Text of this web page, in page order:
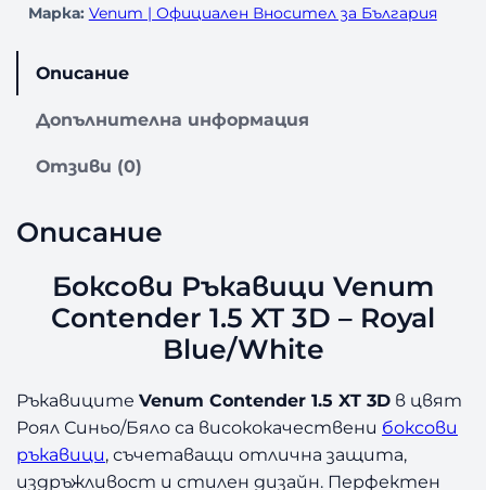
Марка: Venum | Официален Вносител за България
Описание
Допълнителна информация
Отзиви (0)
Описание
Боксови Ръкавици Venum
Contender 1.5 XT 3D – Royal
Blue/White
РъкавицитеVenum Contender 1.5 XT 3D в цвят
Роял Синьо/Бяло са висококачествени боксови
ръкавици, съчетаващи отлична защита,
издръжливост и стилен дизайн. Перфектен